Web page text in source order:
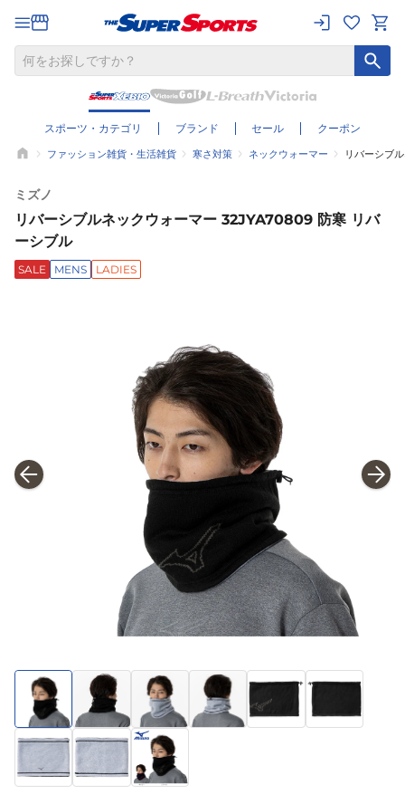
スポーツ・カテゴリ ブランド セール クーポン
ファッション雑貨・生活雑貨 寒さ対策 ネックウォーマー リバーシブ
ミズノ
リバーシブルネックウォーマー 32JYA70809 防寒 リバ
ーシブル
SALE MENS LADIES